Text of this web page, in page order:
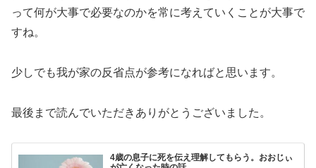
って何が大事で必要なのかを常に考えていくことが大事で
すね。
少しでも我が家の反省点が参考になればと思います。
最後まで読んでいただきありがとうございました。
4歳の息子に死を伝え理解してもらう。おおじぃ